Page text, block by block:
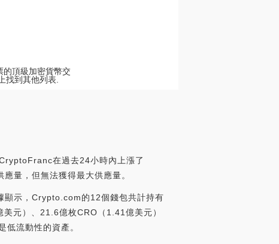
的頂級加密貨幣交
找到其他列表.
在過去24小時內上漲了
量，但無法獲得最大供應量。
示，Crypto.com的12個錢包共計持有
元）、21.6億枚CRO（1.41億美元）
流動性的資產。